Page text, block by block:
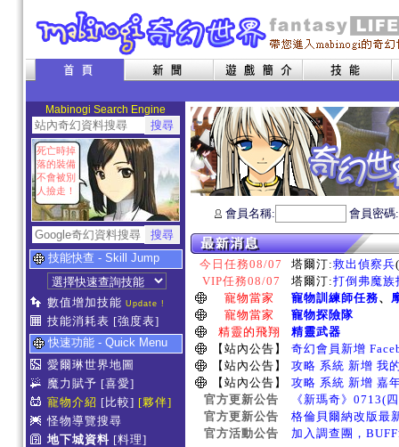
Mabinogi Search Engine
死亡時掉
落的裝備
不會被別
人撿走！
技能快查 - Skill Jump
數值增加技能 Update !
技能消耗表 [強度表]
快速功能 - Quick Menu
愛爾琳世界地圖
魔力賦予 [喜愛]
寵物介紹 [比較] [夥伴]
怪物導覽搜尋
地下城資料 [料理]
會員名稱: 會員密
今日任務08/07 塔爾汀:救出偵察兵
VIP任務08/07
塔爾汀:打倒弗魔
寵物當家
寵物訓練師任務、
寵物當家
寵物探險隊
精靈的飛翔
精靈武器
【站內公告】
奇幻會員新增
【站內公告】
攻略 系統 新增 我
【站內公告】
攻略 系統 新增 嘉
官方更新公告
《新瑪奇》0713(
官方更新公告
格倫貝爾納改版最
官方活動公告
加入調查團，